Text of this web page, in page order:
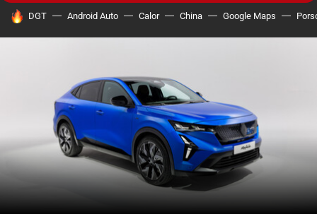
HOY SE HABLA DE
DGT Android Auto Calor China Google Maps